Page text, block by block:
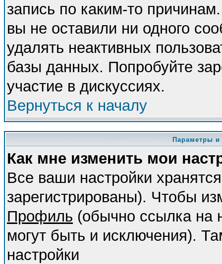
запись по каким-то
вы не оставили ни одного
удалять неактивных
базы данных. Попробуйте
участие в дискуссиях.
Вернуться к началу
Параметры и
Как мне изменить мои
Все ваши настройки
зарегистрированы). Чтобы
Профиль (обычно ссылка на
могут быть и исключения).
настройки